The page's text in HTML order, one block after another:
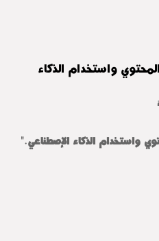
واستخدام الذكاء
واستخدام الذكاء الإصطناعي."